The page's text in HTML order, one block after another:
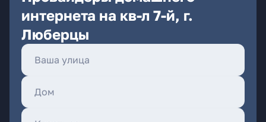
интернета на кв-л 7-й, г.
Люберцы